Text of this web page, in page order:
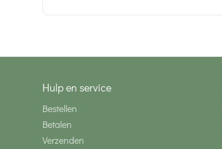
Hulp en service
Bestellen
Betalen
Verzenden